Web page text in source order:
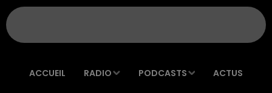
ACCUEIL RADIO PODCASTS ACTUS